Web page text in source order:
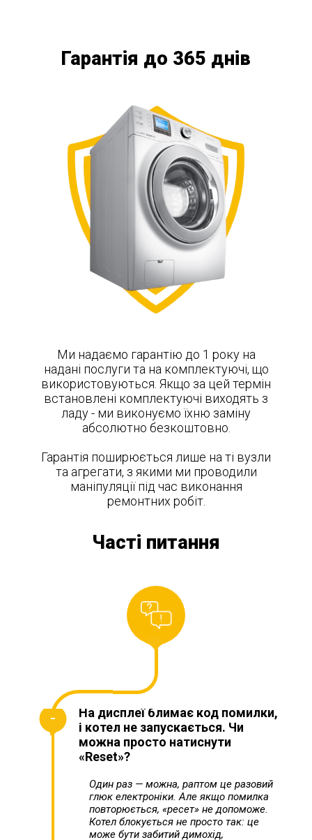
Гарантія до 365 днів
Ми надаємо гарантію до 1 року на
надані послуги та на комплектуючі, що
використовуються. Якщо за цей термін
встановлені комплектуючі виходять з
ладу - ми виконуємо їхню заміну
абсолютно безкоштовно.
Гарантія поширюється лише на ті вузли
та агрегати, з якими ми проводили
маніпуляції під час виконання
ремонтних робіт.
Часті питання
На дисплеї блимає код помилки,
і котел не запускається. Чи
можна просто натиснути
«Reset»?
Один раз — можна, раптом це разовий
глюк електроніки. Але якщо помилка
повторюється, «ресет» не допоможе.
Котел блокується не просто так: це
може бути забитий димохід,